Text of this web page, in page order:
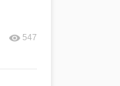
547